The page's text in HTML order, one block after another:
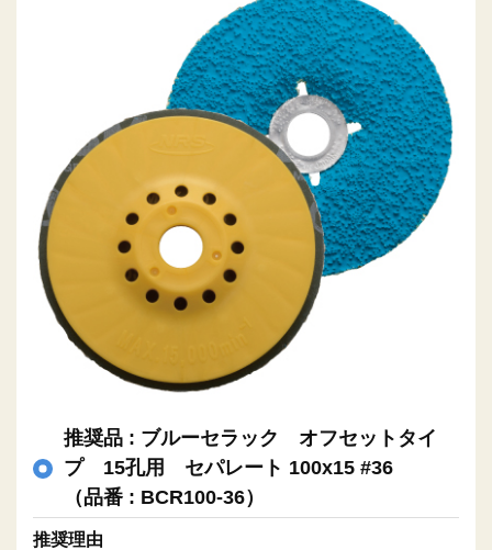
推奨品 : ブルーセラック オフセットタイ
プ 15孔用 セパレート 100x15 #36
（品番 : BCR100-36）
推奨理由